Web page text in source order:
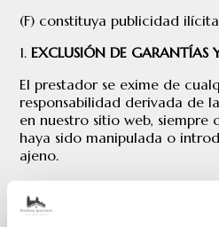
(F) constituya publicidad
EXCLUSIÓN DE GARANTÍAS
El prestador se exime de
responsabilidad derivada de
en nuestro sitio web, siempre
haya sido manipulada o
ajeno.
funcione correctamente. En